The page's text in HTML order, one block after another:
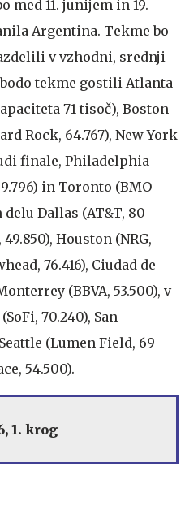
med 11. junijem in 19.
Argentina. Tekme bo
v vzhodni, srednji
tekme gostili Atlanta
71 tisoč), Boston
Rock, 64.767), New York
finale, Philadelphia
in Toronto (BMO
Dallas (AT&T, 80
Houston (NRG,
76.416), Ciudad de
(BBVA, 53.500), v
70.240), San
(Lumen Field, 69
54.500).
1. krog